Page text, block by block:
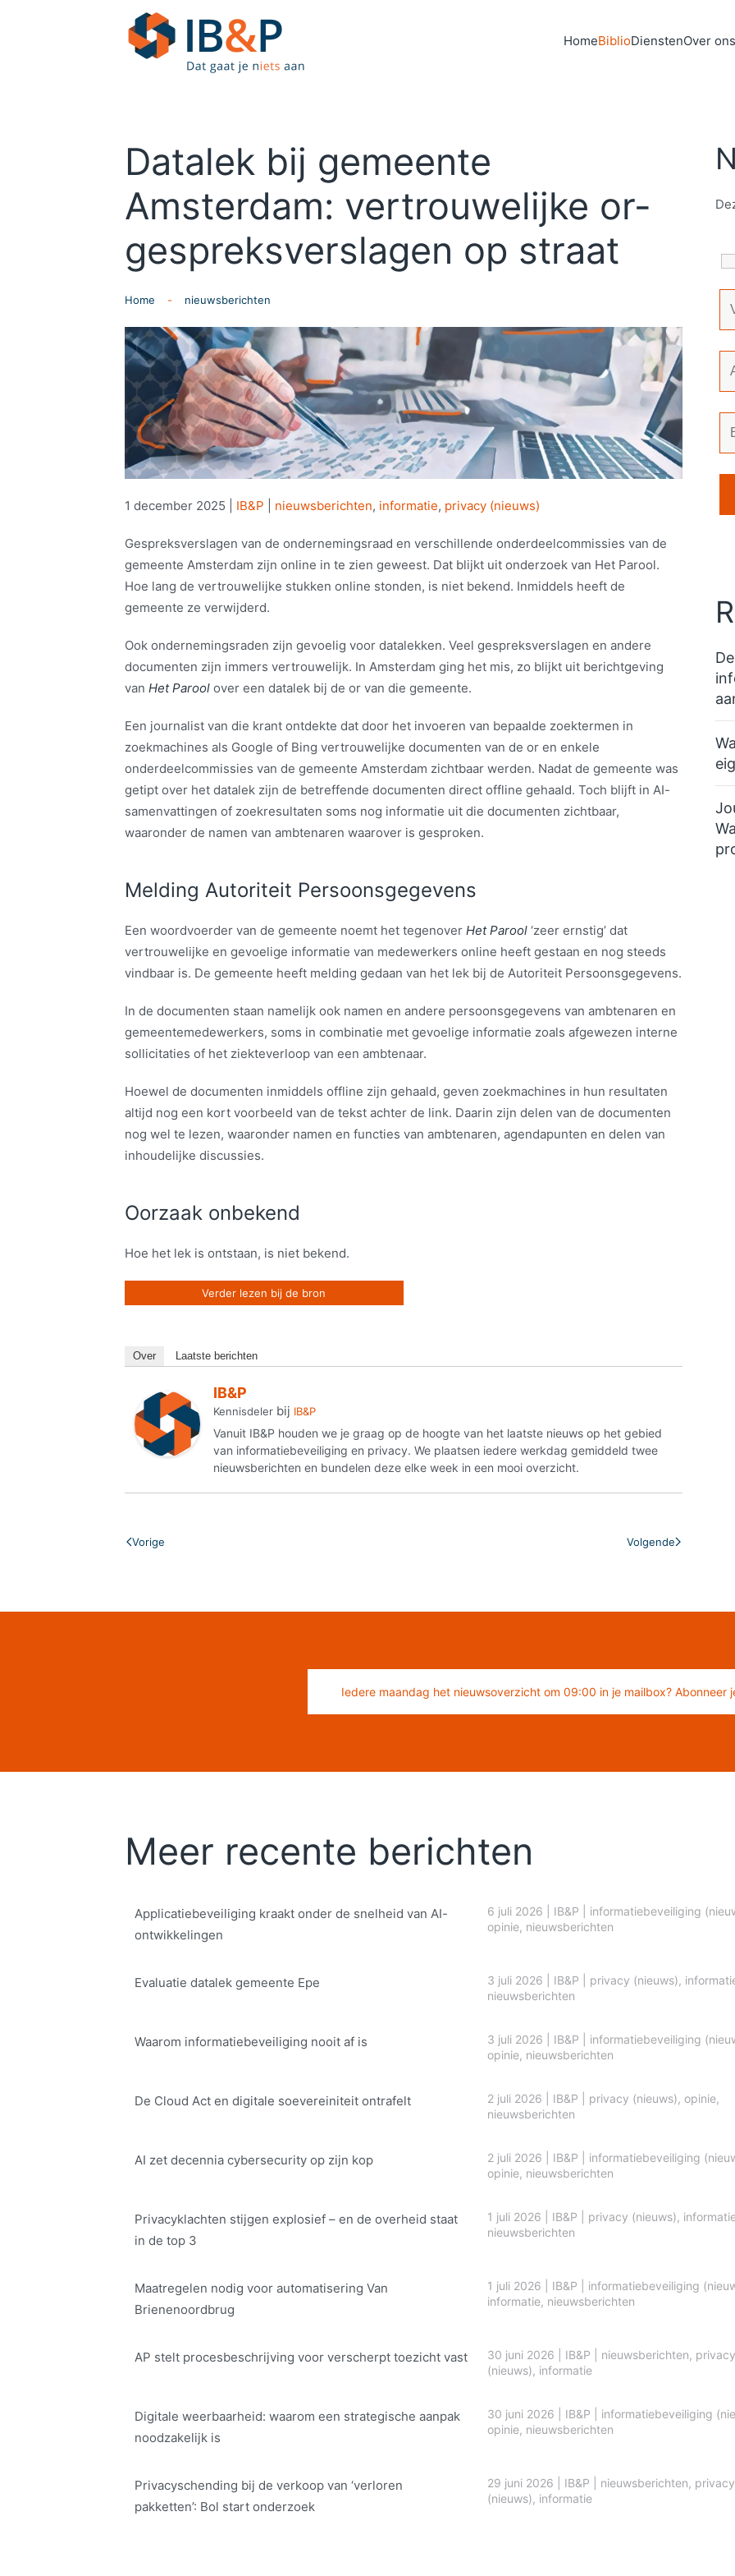
Skip to main content HomeBiblioDienstenOver ons
Datalek bij gemeente
Amsterdam: vertrouwelijke or-
gespreksverslagen op straat
Home nieuwsberichten
1 december 2025 IB&P nieuwsberichten, informatie, privacy (nieuws)
Gespreksverslagen van de ondernemingsraad en verschillende onderdeelcommissies van de
gemeente Amsterdam zijn online in te zien geweest. Dat blijkt uit onderzoek van Het Parool.
Hoe lang de vertrouwelijke stukken online stonden, is niet bekend. Inmiddels heeft de
gemeente ze verwijderd.
Ook ondernemingsraden zijn gevoelig voor datalekken. Veel gespreksverslagen en andere
documenten zijn immers vertrouwelijk. In Amsterdam ging het mis, zo blijkt uit berichtgeving
van Het Parool over een datalek bij de or van die gemeente.
Een journalist van die krant ontdekte dat door het invoeren van bepaalde zoektermen in
zoekmachines als Google of Bing vertrouwelijke documenten van de or en enkele
onderdeelcommissies van de gemeente Amsterdam zichtbaar werden. Nadat de gemeente was
getipt over het datalek zijn de betreffende documenten direct offline gehaald. Toch blijft in AI-
samenvattingen of zoekresultaten soms nog informatie uit die documenten zichtbaar,
waaronder de namen van ambtenaren waarover is gesproken.
Melding Autoriteit Persoonsgegevens
Een woordvoerder van de gemeente noemt het tegenover Het Parool ‘zeer ernstig’ dat
vertrouwelijke en gevoelige informatie van medewerkers online heeft gestaan en nog steeds
vindbaar is. De gemeente heeft melding gedaan van het lek bij de Autoriteit Persoonsgegevens.
In de documenten staan namelijk ook namen en andere persoonsgegevens van ambtenaren en
gemeentemedewerkers, soms in combinatie met gevoelige informatie zoals afgewezen interne
sollicitaties of het ziekteverloop van een ambtenaar.
Hoewel de documenten inmiddels offline zijn gehaald, geven zoekmachines in hun resultaten
altijd nog een kort voorbeeld van de tekst achter de link. Daarin zijn delen van de documenten
nog wel te lezen, waaronder namen en functies van ambtenaren, agendapunten en delen van
inhoudelijke discussies.
Oorzaak onbekend
Hoe het lek is ontstaan, is niet bekend.
Verder lezen bij de bron
Over Laatste berichten
IB&P
Kennisdeler bij IB&P
Vanuit IB&P houden we je graag op de hoogte van het laatste nieuws op het gebied
van informatiebeveiliging en privacy. We plaatsen iedere werkdag gemiddeld twee
nieuwsberichten en bundelen deze elke week in een mooi overzicht.
Vorige Volgende
Iedere maandag het nieuwsoverzicht om 09:00 in je mailbox? Abonneer
Meer recente berichten
Applicatiebeveiliging kraakt onder de snelheid van AI-
ontwikkelingen
6 juli 2026 IB&P
informatiebeveiliging
opinie, nieuwsberichten
Evaluatie datalek gemeente Epe 3 juli 2026 IB&P privacy (nieuws),
nieuwsberichten
Waarom informatiebeveiliging nooit af is 3 juli 2026 IB&P
informatiebeveiliging
opinie, nieuwsberichten
De Cloud Act en digitale soe­ve­rei­ni­teit ontrafelt 2 juli 2026 IB&P privacy (nieuws), opinie,
nieuwsberichten
AI zet decennia cybersecurity op zijn kop 2 juli 2026 IB&P
informatiebeveiliging
opinie, nieuwsberichten
Privacyklachten stijgen explosief – en de overheid staat
in de top 3
1 juli 2026 IB&P privacy (nieuws),
nieuwsberichten
Maatregelen nodig voor automatisering Van
Brienenoordbrug
1 juli 2026 IB&P
informatiebeveiliging
informatie, nieuwsberichten
AP stelt procesbeschrijving voor verscherpt toezicht vast 30 juni 2026 IB&P nieuwsberichten, privacy
(nieuws), informatie
Digitale weerbaarheid: waarom een strategische aanpak
noodzakelijk is
30 juni 2026 IB&P
informatiebeveiliging
opinie, nieuwsberichten
Privacyschending bij de verkoop van ‘verloren
pakketten’: Bol start onderzoek
29 juni 2026 IB&P nieuwsberichten, privacy
(nieuws), informatie